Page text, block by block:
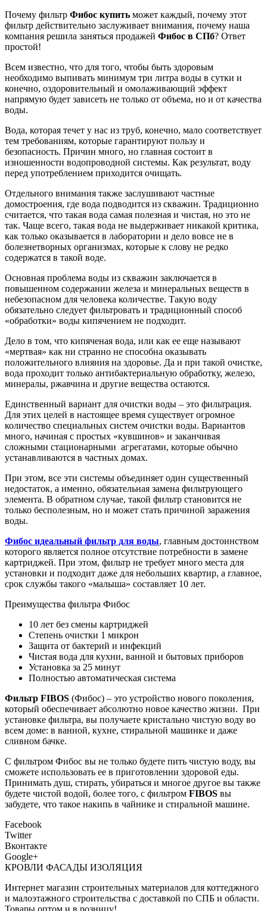
Почему фильтр Фибос купить может каждый, почему этот
фильтр действительно заслуживает внимания, почему наша
компания решила заняться продажей Фибос в СПб? Ответ
простой!
Всем известно, что для того, чтобы быть здоровым
необходимо выпивать минимум три литра воды в сутки и
конечно, оздоровительный и омолаживающий эффект
напрямую будет зависеть не только от объема, но и от качества
воды.
Вода, которая течет у нас из труб, конечно, мало соответствует
тем требованиям, которые гарантируют пользу и
безопасность. Причин много, но главная состоит в
изношенности водопроводной системы. Как результат, воду
перед употреблением приходится очищать.
Отдельного внимания также заслушивают частные
домостроения, где вода подводится из скважин. Традиционно
считается, что такая вода самая полезная и чистая, но это не
так. Чаще всего, такая вода не выдерживает никакой критика,
как только оказывается в лаборатории и дело вовсе не в
болезнетворных организмах, которые к слову не редко
содержатся в такой воде.
Основная проблема воды из скважин заключается в
повышенном содержании железа и минеральных веществ в
небезопасном для человека количестве. Такую воду
обязательно следует фильтровать и традиционный способ
«обработки» воды кипячением не подходит.
Дело в том, что кипяченая вода, или как ее еще называют
«мертвая» как ни странно не способна оказывать
положительного влияния на здоровье. Да и при такой очистке,
вода проходит только антибактериальную обработку, железо,
минералы, ржавчина и другие вещества остаются.
Единственный вариант для очистки воды – это фильтрация.
Для этих целей в настоящее время существует огромное
количество специальных систем очистки воды. Вариантов
много, начиная с простых «кувшинов» и заканчивая
сложными стационарными агрегатами, которые обычно
устанавливаются в частных домах.
При этом, все эти системы объединяет один существенный
недостаток, а именно, обязательная замена фильтрующего
элемента. В обратном случае, такой фильтр становится не
только бесполезным, но и может стать причиной заражения
воды.
Фибос идеальный фильтр для воды, главным достоинством
которого является полное отсутствие потребности в замене
картриджей. При этом, фильтр не требует много места для
установки и подходит даже для небольших квартир, а главное,
срок службы такого «малыша» составляет 10 лет.
Преимущества фильтра Фибос
10 лет без смены картриджей
Степень очистки 1 микрон
Защита от бактерий и инфекций
Чистая вода для кухни, ванной и бытовых приборов
Установка за 25 минут
Полностью автоматическая система
Фильтр FIBOS (Фибос) – это устройство нового поколения,
который обеспечивает абсолютно новое качество жизни. При
установке фильтра, вы получаете кристально чистую воду во
всем доме: в ванной, кухне, стиральной машинке и даже
сливном бачке.
С фильтром Фибос вы не только будете пить чистую воду, вы
сможете использовать ее в приготовлении здоровой еды.
Принимать душ, стирать, убираться и многое другое вы также
будете чистой водой, более того, с фильтром FIBOS вы
забудете, что такое накипь в чайнике и стиральной машине.
Facebook
Twitter
Вконтакте
Google+
КРОВЛИ ФАСАДЫ ИЗОЛЯЦИЯ
Интернет магазин строительных материалов для коттеджного
и малоэтажного строительства с доставкой по СПБ и области.
Товары оптом и в розницу!